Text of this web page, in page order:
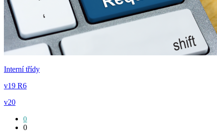
Interní třídy
v19 R6
v20
0
0